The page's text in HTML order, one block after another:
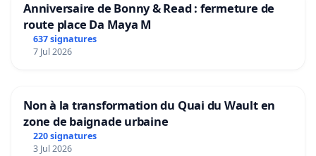
Anniversaire de Bonny & Read : fermeture de
route place Da Maya M
637 signatures
7 Jul 2026
Non à la transformation du Quai du Wault en
zone de baignade urbaine
220 signatures
3 Jul 2026